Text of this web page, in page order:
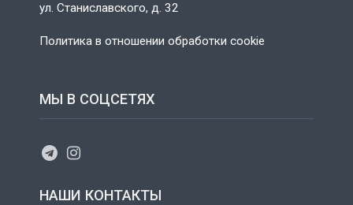
ул. Станиславского, д. 32
Политика в отношении обработки cookie
МЫ В СОЦСЕТЯХ
НАШИ КОНТАКТЫ